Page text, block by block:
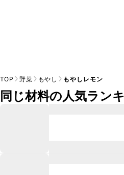
TOP 野菜 もやし もやしレモン
同じ材料の人気ラン